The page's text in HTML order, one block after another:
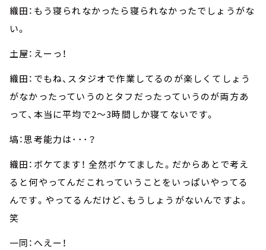
織田：もう寝られなかったら寝られなかったでしょうがな
い。
土屋：えーっ！
織田：でもね、スタジオで作業してるのが楽しくてしょう
がなかったっていうのとタフだったっていうのが両方あ
って、本当に平均で2～3時間しか寝てないです。
塙：思考能力は･･･？
織田：ボケてます！ 全然ボケてました。だからあとで考え
ると何やってんだこれっていうことをいっぱいやってる
んです。やってるんだけど、もうしょうがないんですよ。
笑
一同：へえー！